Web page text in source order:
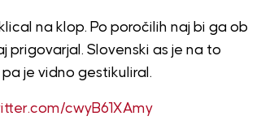
na klop. Po poročilih naj bi ga ob
prigovarjal. Slovenski as je na to
je vidno gestikuliral.
cwyB61XAmy